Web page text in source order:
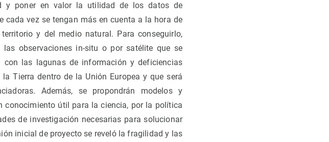
y poner en valor la utilidad de los datos de
cada vez se tengan más en cuenta a la hora de
y del medio natural. Para conseguirlo,
las observaciones in-situ o por satélite que se
las lagunas de información y deficiencias
Tierra dentro de la Unión Europea y que será
Además, se propondrán modelos y
conocimiento útil para la ciencia, por la política
de investigación necesarias para solucionar
inicial de proyecto se reveló la fragilidad y las